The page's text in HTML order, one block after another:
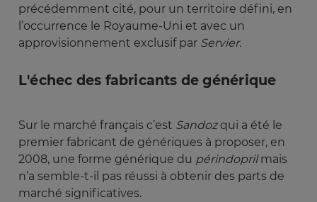
précédemment cité, pour un territoire défini, en
l’occurrence le Royaume-Uni et avec un
approvisionnement exclusif par Servier.
L'échec des fabricants de générique
Sur le marché français c’est Sandozqui a été le
premier fabricant de génériques à proposer, en
2008, une forme générique du périndoprilmais
n’a semble-t-il pas réussi à obtenir des parts de
marché significatives.